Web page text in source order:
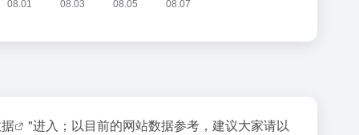
"进入；以目前的网站数据参考，建议大家请以